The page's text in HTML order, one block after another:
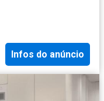
Infos do anúncio